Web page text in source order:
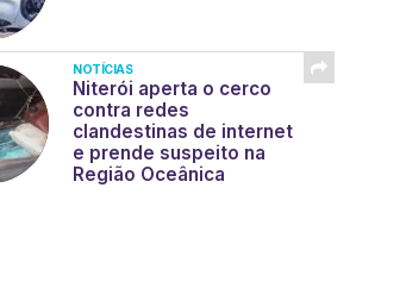
NOTÍCIAS
Niterói aperta o cerco
contra redes
clandestinas de internet
e prende suspeito na
Região Oceânica